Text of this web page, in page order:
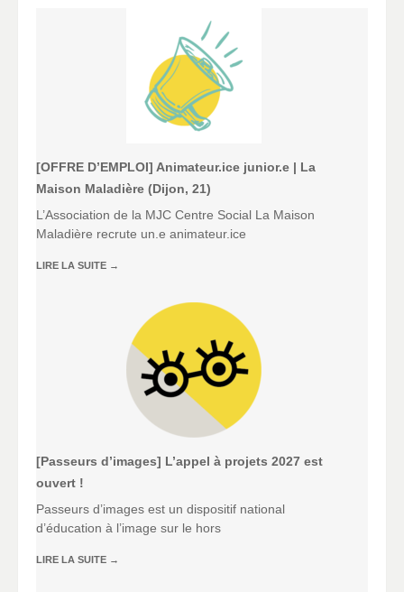
[OFFRE D’EMPLOI] Animateur.ice junior.e | La
Maison Maladière (Dijon, 21)
L’Association de la MJC Centre Social La Maison
Maladière recrute un.e animateur.ice
LIRE LA SUITE →
[Passeurs d’images] L’appel à projets 2027 est
ouvert !
Passeurs d’images est un dispositif national
d’éducation à l’image sur le hors
LIRE LA SUITE →